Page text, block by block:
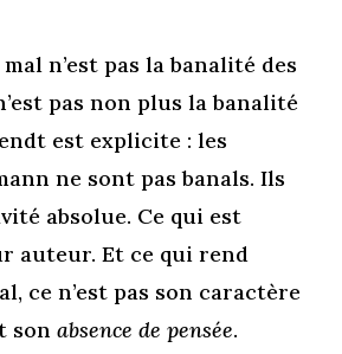
n’est pas la banalité des
pas non plus la banalité
est explicite : les
ne sont pas banals. Ils
absolue. Ce qui est
auteur. Et ce qui rend
ce n’est pas son caractère
sonabsence de pensée.